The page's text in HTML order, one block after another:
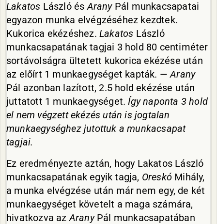
Lakatos László ésArany Pál munkacsapatai
egyazon munka elvégzéséhez kezdtek.
Kukorica ekézéshez. Lakatos László
munkacsapatának tagjai 3 hold 80 centiméter
sortávolságra ültetett kukorica ekézése után
az előírt 1 munkaegységet kapták. —Arany
Pál azonban lazított, 2.5 hold ekézése után
juttatott 1 munkaegységet.Így naponta 3 hold
el nem végzett ekézés után is jogtalan
munkaegységhez jutottuk a munkacsapat
tagjai.
Ez eredményezte aztán, hogy Lakatos László
munkacsapatának egyik tagja, Oreskó Mihály,
a munka elvégzése után már nem egy, de két
munkaegységet követelt a maga számára,
hivatkozva azAranyPál munkacsapatában